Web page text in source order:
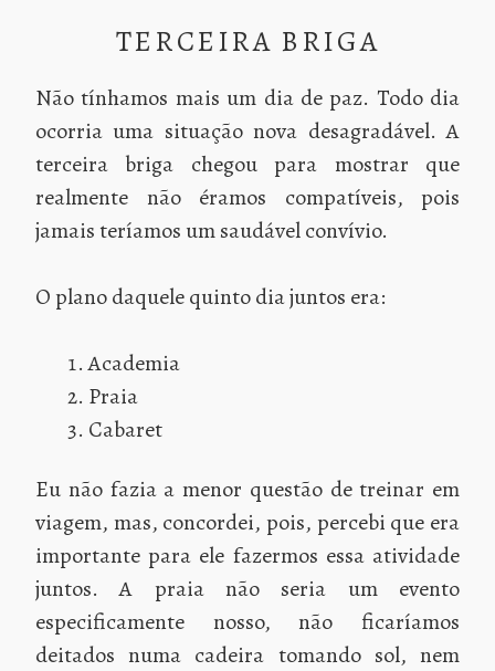
TERCEIRA BRIGA
Não tínhamos mais um dia de paz. Todo dia
ocorria uma situação nova desagradável. A
terceira briga chegou para mostrar que
realmente não éramos compatíveis, pois
jamais teríamos um saudável convívio.
O plano daquele quinto dia juntos era:
Academia
Praia
Cabaret
Eu não fazia a menor questão de treinar em
viagem, mas, concordei, pois, percebi que era
importante para ele fazermos essa atividade
juntos. A praia não seria um evento
especificamente nosso, não ficaríamos
deitados numa cadeira tomando sol, nem